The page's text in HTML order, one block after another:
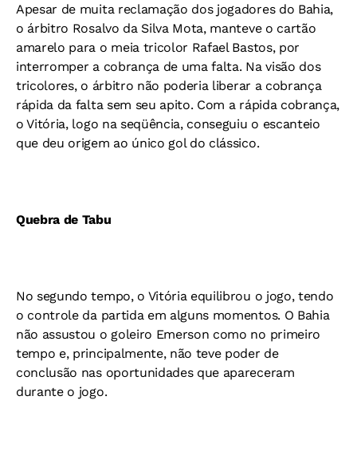
Apesar de muita reclamação dos jogadores do Bahia,
o árbitro Rosalvo da Silva Mota, manteve o cartão
amarelo para o meia tricolor Rafael Bastos, por
interromper a cobrança de uma falta. Na visão dos
tricolores, o árbitro não poderia liberar a cobrança
rápida da falta sem seu apito. Com a rápida cobrança,
o Vitória, logo na seqüência, conseguiu o escanteio
que deu origem ao único gol do clássico.
Quebra de Tabu
No segundo tempo, o Vitória equilibrou o jogo, tendo
o controle da partida em alguns momentos. O Bahia
não assustou o goleiro Emerson como no primeiro
tempo e, principalmente, não teve poder de
conclusão nas oportunidades que apareceram
durante o jogo.